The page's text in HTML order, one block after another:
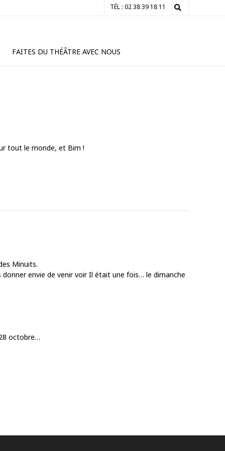
TÉL : 02 38 39 18 11
FAITES DU THÉÂTRE AVEC NOUS
tout le monde, et Bim !
Minuits.
envie de venir voir Il était une fois… le dimanche
octobre…